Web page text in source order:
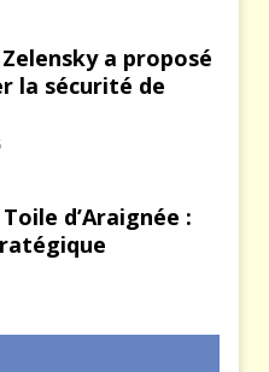
a proposé
la sécurité de
d’Araignée :